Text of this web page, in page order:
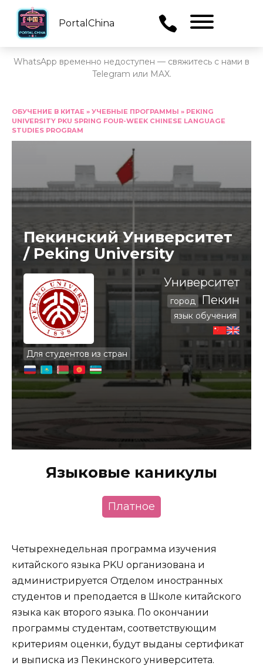
PortalChina
WhatsApp временно недоступен — свяжитесь с нами в
Telegram или MAX.
содержанию
ОБУЧЕНИЕ В КИТАЕ » УЧЕБНЫЕ ПРОГРАММЫ » PEKING
UNIVERSITY PKU SPRING FOUR-WEEK CHINESE LANGUAGE
STUDIES PROGRAM
Пекинский Университет
/ Peking University
Для студентов из стран
Университет
город Пекин
язык обучения
Языковые каникулы
Платное
Четырехнедельная программа изучения
китайского языка PKU организована и
администрируется Отделом иностранных
студентов и преподается в Школе китайского
языка как второго языка. По окончании
программы студентам, соответствующим
критериям оценки, будут выданы сертификат
и выписка из Пекинского университета.